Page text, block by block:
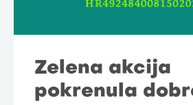
Zelena akcija
pokrenula